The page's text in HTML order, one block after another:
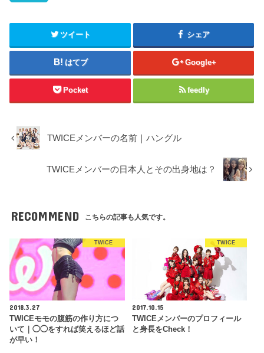
ツイート シェア
はてブ Google+
Pocket feedly
TWICEメンバーの名前｜ハングル
TWICEメンバーの日本人とその出身地は？
RECOMMEND こちらの記事も人気です。
TWICE
2018.3.27
TWICEモモの腹筋の作り方につ
いて｜◯◯をすれば笑えるほど話
が早い！
TWICE
2017.10.15
TWICEメンバーのプロフィール
と身長をCheck！